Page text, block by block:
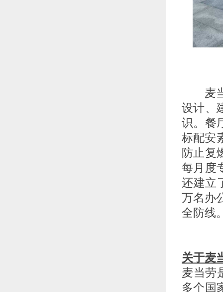
麦当
设计、
识。餐
标配安
防止复
每月度
还建立
万名办
全防线
关于麦
麦当劳
多个国